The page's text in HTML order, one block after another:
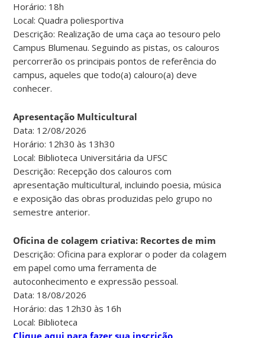
Horário: 18h
Local: Quadra poliesportiva
Descrição: Realização de uma caça ao tesouro pelo
Campus Blumenau. Seguindo as pistas, os calouros
percorrerão os principais pontos de referência do
campus, aqueles que todo(a) calouro(a) deve
conhecer.
Apresentação Multicultural
Data: 12/08/2026
Horário: 12h30 às 13h30
Local: Biblioteca Universitária da UFSC
Descrição: Recepção dos calouros com
apresentação multicultural, incluindo poesia, música
e exposição das obras produzidas pelo grupo no
semestre anterior.
Oficina de colagem criativa: Recortes de mim
Descrição: Oficina para explorar o poder da colagem
em papel como uma ferramenta de
autoconhecimento e expressão pessoal.
Data: 18/08/2026
Horário: das 12h30 às 16h
Local: Biblioteca
Clique aqui para fazer sua inscrição